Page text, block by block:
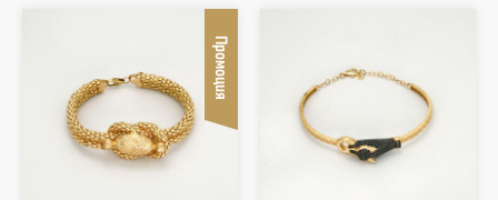
Промоция